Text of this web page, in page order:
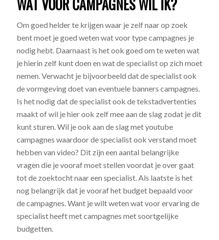
WAT VOOR CAMPAGNES WIL IK?
Om goed helder te krijgen waar je zelf naar op zoek
bent moet je goed weten wat voor type campagnes je
nodig hebt. Daarnaast is het ook goed om te weten wat
je hierin zelf kunt doen en wat de specialist op zich moet
nemen. Verwacht je bijvoorbeeld dat de specialist ook
de vormgeving doet van eventuele banners campagnes.
Is het nodig dat de specialist ook de tekstadvertenties
maakt of wil je hier ook zelf mee aan de slag zodat je dit
kunt sturen. Wil je ook aan de slag met youtube
campagnes waardoor de specialist ook verstand moet
hebben van video? Dit zijn een aantal belangrijke
vragen die je vooraf moet stellen voordat je over gaat
tot de zoektocht naar een specialist. Als laatste is het
nog belangrijk dat je vooraf het budget bepaald voor
de campagnes. Want je wilt weten wat voor ervaring de
specialist heeft met campagnes met soortgelijke
budgetten.